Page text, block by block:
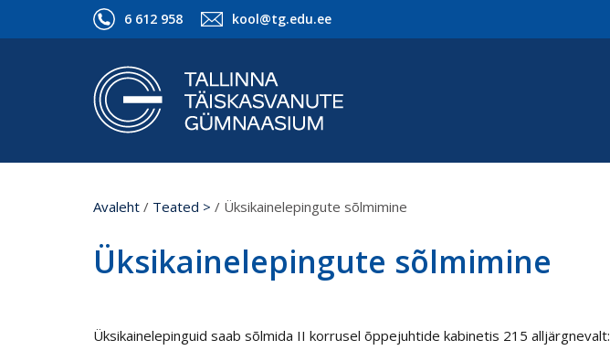
6 612 958 kool@tg.edu.ee
Avaleht / Teated > / Üksikainelepingute sõlmimine
Üksikainelepingute sõlmimine
Üksikainelepinguid saab sõlmida II korrusel õppejuhtide kabinetis 215 alljärgnevalt: